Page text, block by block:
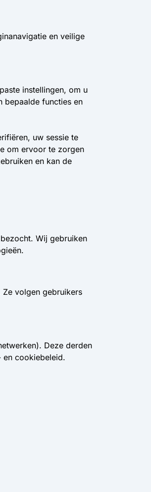
en veilige
instellingen, om u
bepaalde functies en
uw sessie te
om ervoor te zorgen
en kan de
Wij gebruiken
volgen gebruikers
Deze derden
en cookiebeleid.